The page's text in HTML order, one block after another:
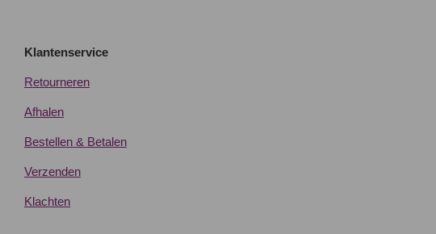
Klantenservice
Retourneren
Afhalen
Bestellen & Betalen
Verzenden
Klachten